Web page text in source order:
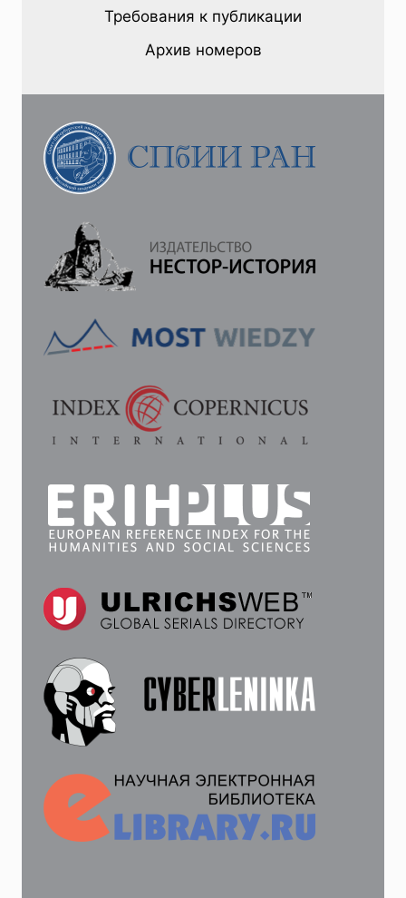
ВКЛАДЫ
ИВАНА
МОНАСТЫРЬ
И
Требования к публикации
Архив номеров